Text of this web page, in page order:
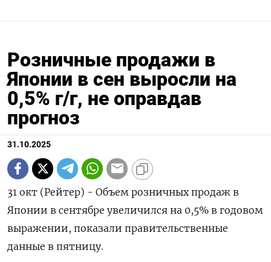
Розничные продажи в
Японии в сен выросли на
0,5% г/г, не оправдав
прогноз
31.10.2025
31 окт (Рейтер) - Объем розничных продаж в
Японии в сентябре увеличился на 0,5% в годовом
выражении, показали правительственные
данные в пятницу.